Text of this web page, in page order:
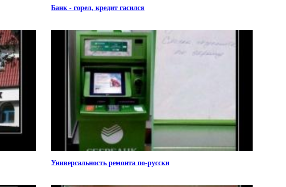
Банк - горел, кредит гасился
Универсальность ремонта по-русски